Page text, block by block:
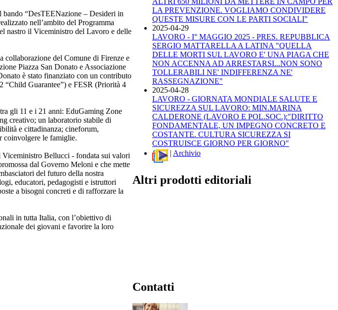
“DesTEENazione – Desideri in
nell’ambito del Programma
nastro il Viceministro del Lavoro e delle
collaborazione del Comune di Firenze e
Piazza San Donato e Associazione
è stato finanziato con un contributo
“Child Guarantee”) e FESR (Priorità 4
gli 11 e i 21 anni: EduGaming Zone
creativo; un laboratorio stabile di
e cittadinanza; cineforum,
coinvolgere le famiglie.
Viceministro Bellucci - fondata sui valori
dal Governo Meloni e che mette
del futuro della nostra
educatori, pedagogisti e istruttori
a bisogni concreti e di rafforzare la
in tutta Italia, con l’obiettivo di
dei giovani e favorire la loro
LA PREVENZIONE. VOGLIAMO CONDIVIDERE
QUESTE MISURE CON LE PARTI SOCIALI"
2025-04-29
LAVORO - I° MAGGIO 2025 - PRES. REPUBBLICA
SERGIO MATTARELLA A LATINA "QUELLA
DELLE MORTI SUL LAVORO E' UNA PIAGA CHE
NON ACCENNA AD ARRESTARSI...NON SONO
TOLLERABILI NE' INDIFFERENZA NE'
RASSEGNAZIONE"
2025-04-28
LAVORO - GIORNATA MONDIALE SALUTE E
SICUREZZA SUL LAVORO: MIN.MARINA
CALDERONE (LAVORO E POL.SOC.):"DIRITTO
FONDAMENTALE, UN IMPEGNO CONCRETO E
COSTANTE. CULTURA SICUREZZA SI
COSTRUISCE GIORNO PER GIORNO"
| Archivio
Altri prodotti editoriali
Contatti